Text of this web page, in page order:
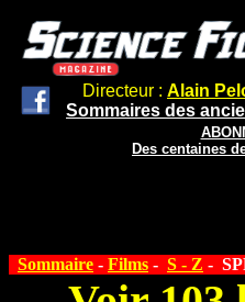
Directeur : Alain
Sommaires des
Des centaines
Sommaire - Films - S - Z -